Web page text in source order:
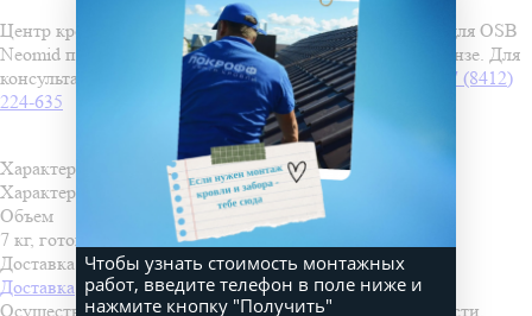
Центр кровли Покрофф предлагает купить шпатлевку для OSB
Neomid по доступной цене во всех офисах продаж в Пензе. Для
консультации или заказа звоните нашим менеджерам
+7 (8412)
224-635
Характеристики
Характеристики
Объем
7 кг, готовый
Доставка и оплата
Доставка
Осуществляем доставку во все города Пензенской области.
Чтобы узнать стоимость монтажных
работ, введите телефон в поле ниже и
нажмите кнопку "Получить"